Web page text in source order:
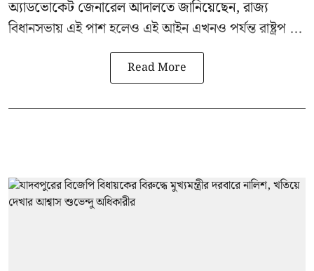
অ্যাডভোকেট জেনারেল আদালতে জানিয়েছেন, রাজ্য
বিধানসভায় এই পাশ হলেও এই আইন এখনও পর্যন্ত রাষ্ট্রপ ...
Read More